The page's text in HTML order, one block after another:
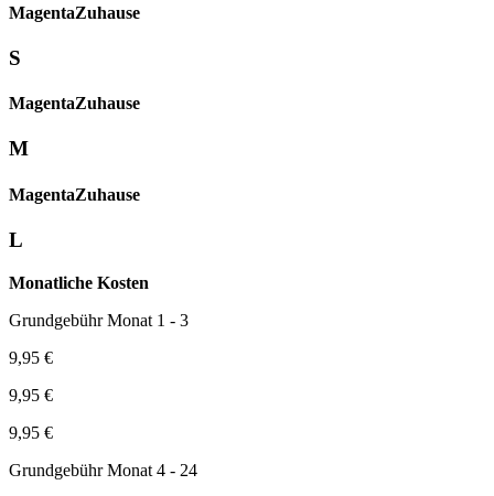
Magenta­Zuhause
S
Magenta­Zuhause
M
Magenta­Zuhause
L
Monatliche Kosten
Grundgebühr Monat 1 - 3
9,95 €
9,95 €
9,95 €
Grundgebühr Monat 4 - 24